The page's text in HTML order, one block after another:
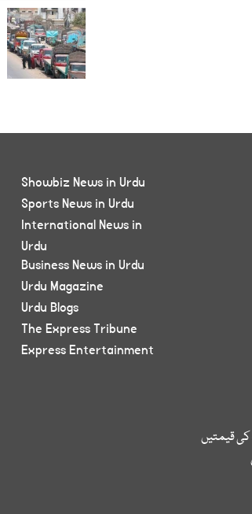
کی قیمتیں
Showbiz News in Urdu
Sports News in Urdu
International News in
Urdu
Business News in Urdu
Urdu Magazine
Urdu Blogs
The Express Tribune
Express Entertainment